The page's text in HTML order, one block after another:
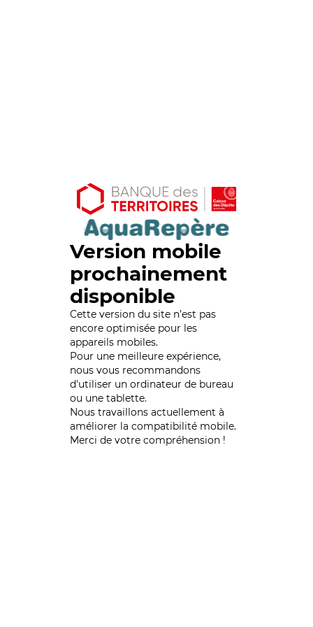
Version mobile
prochainement
disponible
Cette version du site n’est pas
encore optimisée pour les
appareils mobiles.
Pour une meilleure expérience,
nous vous recommandons
d'utiliser un ordinateur de bureau
ou une tablette.
Nous travaillons actuellement à
améliorer la compatibilité mobile.
Merci de votre compréhension !